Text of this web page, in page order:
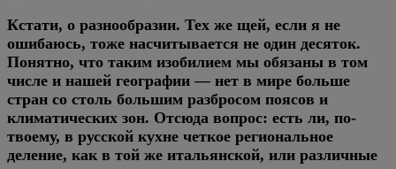
Кстати, о разнообразии. Тех же щей, если я не
ошибаюсь, тоже насчитывается не один десяток.
Понятно, что таким изобилием мы обязаны в том
числе и нашей географии — нет в мире больше
стран со столь большим разбросом поясов и
климатических зон. Отсюда вопрос: есть ли, по-
твоему, в русской кухне четкое региональное
деление, как в той же итальянской, или различные